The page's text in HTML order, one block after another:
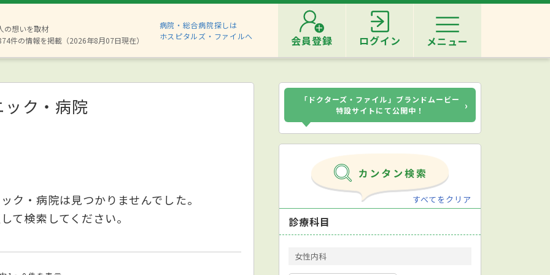
の想いを取材
件の情報を掲載（2026年8月07日現在）
病院・総合病院探しは
ホスピタルズ・ファイルへ
会員登録 ログイン メニュー
ク・病院
ク・病院は見つかりませんでした。
て検索してください。
「ドクターズ・ファイル」ブランドムービー
特設サイトにて公開中！
›
すべてをクリア
診療科目
女性内科